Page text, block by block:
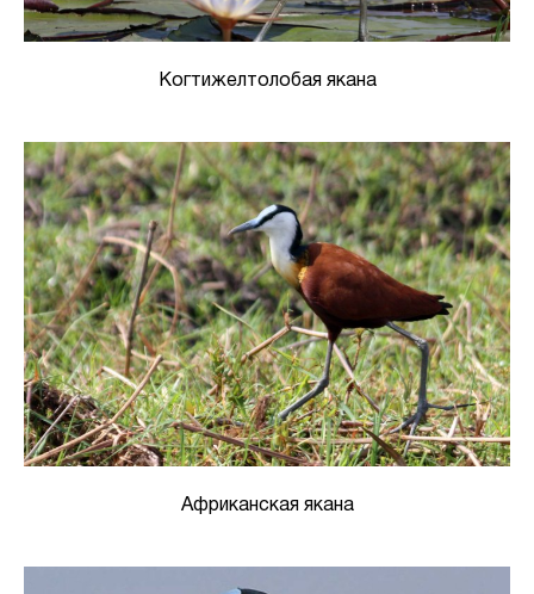
Когтижелтолобая якана
Африканская якана